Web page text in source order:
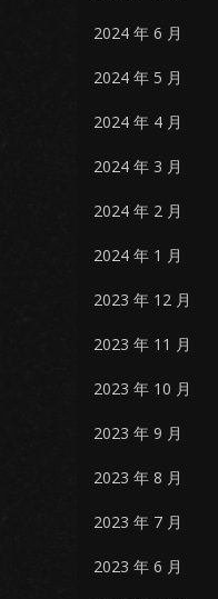
2024 年 6 月
2024 年 5 月
2024 年 4 月
2024 年 3 月
2024 年 2 月
2024 年 1 月
2023 年 12 月
2023 年 11 月
2023 年 10 月
2023 年 9 月
2023 年 8 月
2023 年 7 月
2023 年 6 月